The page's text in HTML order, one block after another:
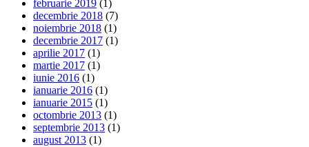
februarie 2019 (1)
decembrie 2018 (7)
noiembrie 2018 (1)
decembrie 2017 (1)
aprilie 2017 (1)
martie 2017 (1)
iunie 2016 (1)
ianuarie 2016 (1)
ianuarie 2015 (1)
octombrie 2013 (1)
septembrie 2013 (1)
august 2013 (1)